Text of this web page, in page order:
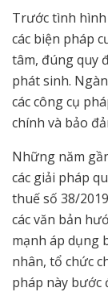
Trước tình hình
các biện pháp
tâm, đúng quy
phát sinh.
các công cụ
chính và bảo
Những năm
các giải pháp
thuế số 38/
các văn bản
mạnh áp dụng
nhân, tổ chức
pháp này bước